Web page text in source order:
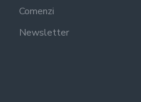
Comenzi
Newsletter